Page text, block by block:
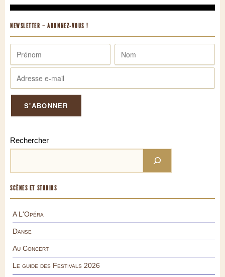
NEWSLETTER – ABONNEZ-VOUS !
Rechercher
SCÈNES ET STUDIOS
A L'Opéra
Danse
Au Concert
Le guide des Festivals 2026